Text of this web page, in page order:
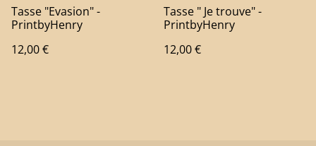
Tasse "Evasion" -
PrintbyHenry
12,00 €
Tasse " Je trouve" -
PrintbyHenry
12,00 €